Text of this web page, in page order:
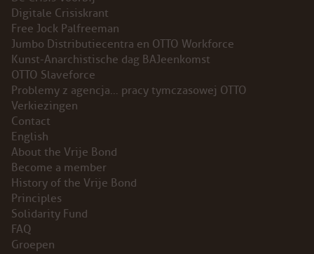
INSTAGRAM
BLUESKY
ENGLISH
ABOUT THE VRIJE BOND
PRINCIPLES
BECOME A MEMBER
SOLIDARITY FUND
Digitale Crisiskrant
Free Jock Palfreeman
Jumbo Distributiecentra en OTTO Workforce
Kunst-Anarchistische dag BAJeenkomst
OTTO Slaveforce
Problemy z agencja… pracy tymczasowej OTTO
Verkiezingen
Contact
English
About the Vrije Bond
Become a member
History of the Vrije Bond
Principles
Solidarity Fund
FAQ
Groepen